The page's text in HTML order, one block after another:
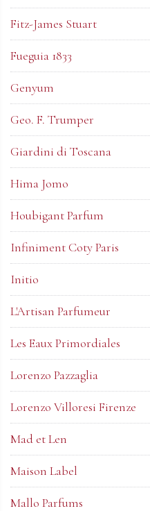
Fitz-James Stuart
Fueguia 1833
Genyum
Geo. F. Trumper
Giardini di Toscana
Hima Jomo
Houbigant Parfum
Infiniment Coty Paris
Initio
L'Artisan Parfumeur
Les Eaux Primordiales
Lorenzo Pazzaglia
Lorenzo Villoresi Firenze
Mad et Len
Maison Label
Mallo Parfums